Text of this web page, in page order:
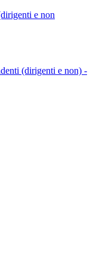
e non
(dirigenti e non) -